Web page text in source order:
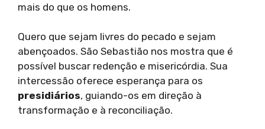
mais do que os homens.
Quero que sejam livres do pecado e sejam
abençoados. São Sebastião nos mostra que é
possível buscar redenção e misericórdia. Sua
intercessão oferece esperança para os
presidiários, guiando-os em direção à
transformação e à reconciliação.